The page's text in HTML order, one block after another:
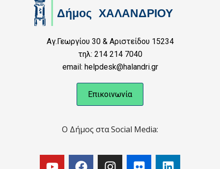
Αγ.Γεωργίου 30 & Αριστείδου 15234
τηλ: 214 214 7040
email: helpdesk@halandri.gr
Επικοινωνία
Ο Δήμος στα Social Media: